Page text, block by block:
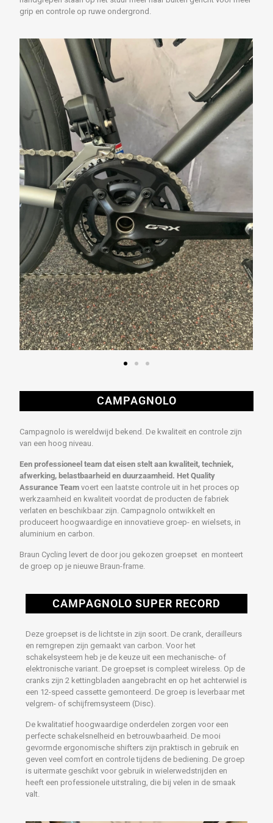
grip en controle op ruwe ondergrond.
CAMPAGNOLO
Campagnolo is wereldwijd bekend. De kwaliteit en controle zijn
van een hoog niveau.
Een professioneel team dat eisen stelt aan kwaliteit, techniek,
afwerking, belastbaarheid en duurzaamheid. Het Quality
Assurance Teamvoert een laatste controle uit in het proces op
werkzaamheid en kwaliteit voordat de producten de fabriek
verlaten en beschikbaar zijn. Campagnolo ontwikkelt en
produceert hoogwaardige en innovatieve groep- en wielsets, in
aluminium en carbon.
Braun Cycling levert de door jou gekozen groepset en monteert
de groep op je nieuwe Braun-frame.
CAMPAGNOLO SUPER RECORD
Deze groepset is de lichtste in zijn soort. De crank, derailleurs
en remgrepen zijn gemaakt van carbon. Voor het
schakelsysteem heb je de keuze uit een mechanische- of
elektronische variant. De groepset is compleet wireless. Op de
cranks zijn 2 kettingbladen aangebracht en op het achterwiel is
een 12-speed cassette gemonteerd. De groep is leverbaar met
velgrem- of schijfremsysteem (Disc).
De kwalitatief hoogwaardige onderdelen zorgen voor een
perfecte schakelsnelheid en betrouwbaarheid. De mooi
gevormde ergonomische shifters zijn praktisch in gebruik en
geven veel comfort en controle tijdens de bediening. De groep
is uitermate geschikt voor gebruik in wielerwedstrijden en
heeft een professionele uitstraling, die bij velen in de smaak
valt.